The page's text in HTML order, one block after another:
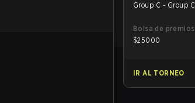
Group C - Group C
Bolsa de premios
$25000
IR AL TORNEO